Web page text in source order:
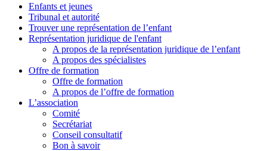
Enfants et jeunes
Tribunal et autorité
Trouver une représentation de l’enfant
Représentation juridique de l'enfant
A propos de la représentation juridique de l’enfant
A propos des spécialistes
Offre de formation
Offre de formation
A propos de l’offre de formation
L’association
Comité
Secrétariat
Conseil consultatif
Bon à savoir